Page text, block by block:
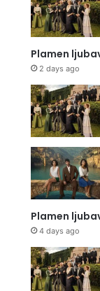
Plamen
2 days ago
Plamen
4 days ago